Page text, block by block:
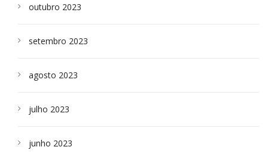
outubro 2023
setembro 2023
agosto 2023
julho 2023
junho 2023